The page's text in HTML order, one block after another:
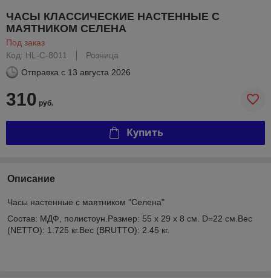
ЧАСЫ КЛАССИЧЕСКИЕ НАСТЕННЫЕ С
МАЯТНИКОМ СЕЛЕНА
Под заказ
Код: HL-C-8011
Розница
Отправка с 13 августа 2026
310 руб.
Купить
Описание
Часы настенные с маятником "Селена"
Состав: МДФ, полистоун.Размер: 55 х 29 х 8 см. D=22 см.Вес
(NETTO): 1.725 кг.Вес (BRUTTO): 2.45 кг.